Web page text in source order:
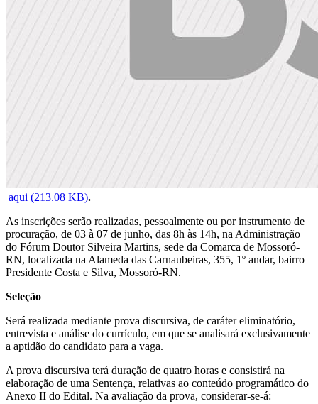
aqui (213.08 KB).
As inscrições serão realizadas, pessoalmente ou por instrumento de
procuração, de 03 à 07 de junho, das 8h às 14h, na Administração
do Fórum Doutor Silveira Martins, sede da Comarca de Mossoró-
RN, localizada na Alameda das Carnaubeiras, 355, 1º andar, bairro
Presidente Costa e Silva, Mossoró-RN.
Seleção
Será realizada mediante prova discursiva, de caráter eliminatório,
entrevista e análise do currículo, em que se analisará exclusivamente
a aptidão do candidato para a vaga.
A prova discursiva terá duração de quatro horas e consistirá na
elaboração de uma Sentença, relativas ao conteúdo programático do
Anexo II do Edital. Na avaliação da prova, considerar-se-á: